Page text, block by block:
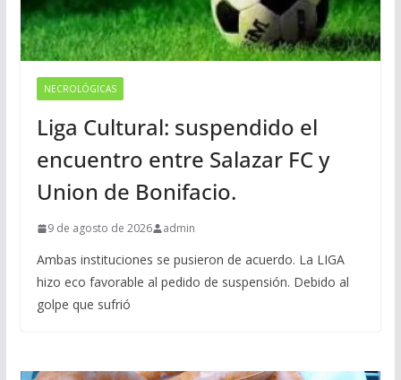
NECROLÓGICAS
Liga Cultural: suspendido el
encuentro entre Salazar FC y
Union de Bonifacio.
9 de agosto de 2026 admin
Ambas instituciones se pusieron de acuerdo. La LIGA
hizo eco favorable al pedido de suspensión. Debido al
golpe que sufrió